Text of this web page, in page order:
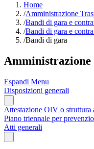
Home
/Amministrazione
/Bandi di gara e
/Bandi di gara e
/Bandi di gara
Amministrazione
Espandi Menu
Disposizioni generali
Attestazione OIV o struttura
Piano triennale per
Atti generali